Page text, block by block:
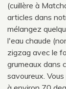
(cuillère à
articles dans
mélangez
l'eau chaude
zigzag avec le
grumeaux dans
savoureux.